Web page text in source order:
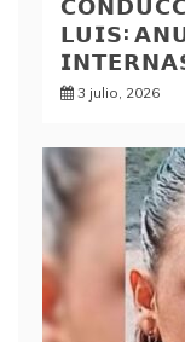
𝗟𝗨𝗜𝗦:
3 julio, 2026